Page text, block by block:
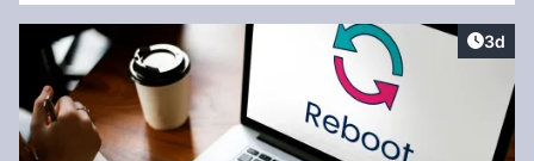
3d